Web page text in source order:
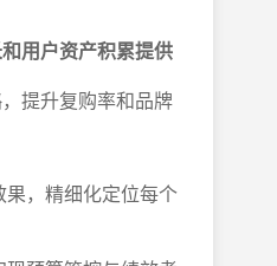
用户资产积累提供
提升复购率和品牌
，精细化定位每个